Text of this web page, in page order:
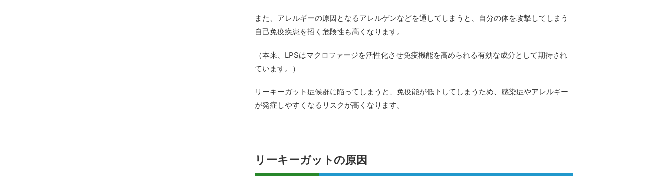
また、アレルギーの原因となるアレルゲンなどを通してしまうと、自分の体を攻撃してしまう
自己免疫疾患を招く危険性も高くなります。
（本来、LPSはマクロファージを活性化させ免疫機能を高められる有効な成分として期待され
ています。）
リーキーガット症候群に陥ってしまうと、免疫能が低下してしまうため、感染症やアレルギー
が発症しやすくなるリスクが高くなります。
リーキーガットの原因